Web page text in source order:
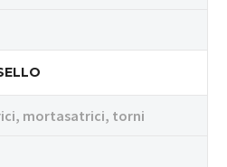
mortasatrici, torni